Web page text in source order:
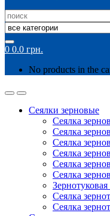
Search
for:
0 0.0 грн.
No products in the
Сеялки зерновые
Сеялка
Сеялка
Сеялка
Сеялка
Сеялка
Сеялка
Сеялка
Сеялка